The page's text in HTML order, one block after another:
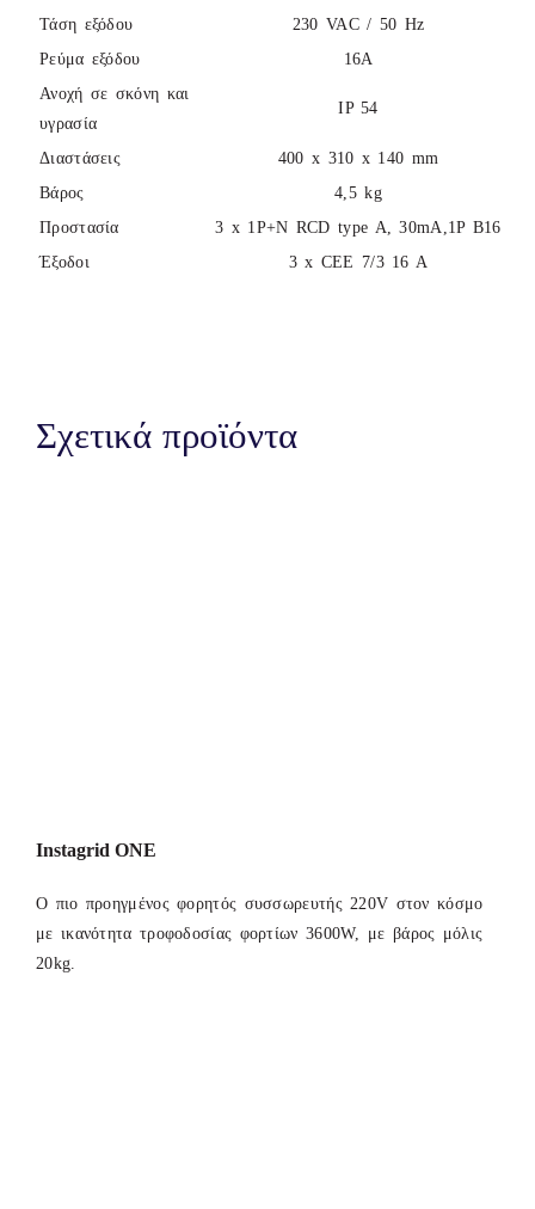
Τάση εξόδου
230 VAC / 50 Hz
Ρεύμα εξόδου
16Α
Ανοχή σε σκόνη και
υγρασία
IP 54
Διαστάσεις
400 x 310 x 140 mm
Βάρος
4,5 kg
Προστασία
3 x 1P+N RCD type A, 30mA,1P B16
Έξοδοι
3 x CEE 7/3 16 A
Σχετικά προϊόντα
Instagrid ONE
Ο πιο προηγμένος φορητός συσσωρευτής 220V στον κόσμο
με ικανότητα τροφοδοσίας φορτίων 3600W, με βάρος μόλις
20kg.